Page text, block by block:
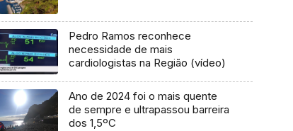
Pedro Ramos reconhece
necessidade de mais
cardiologistas na Região (vídeo)
Ano de 2024 foi o mais quente
de sempre e ultrapassou barreira
dos 1,5ºC